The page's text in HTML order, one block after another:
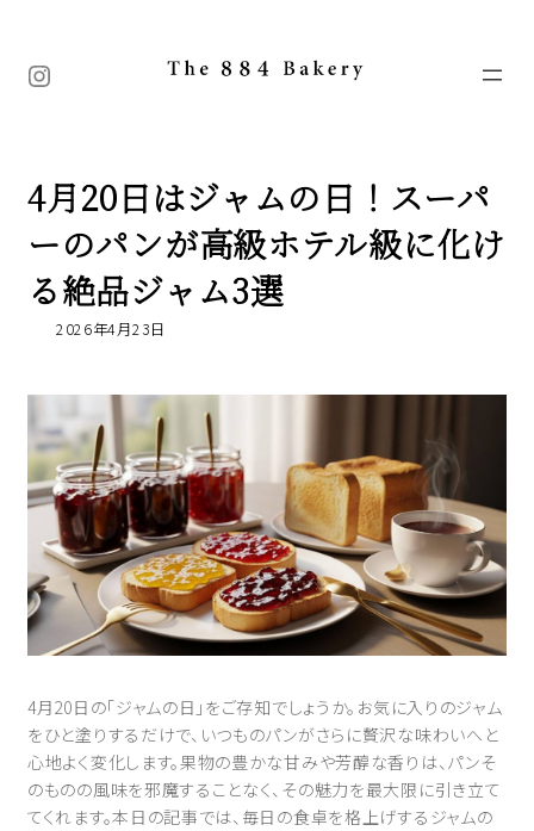
Instagram
4月20日はジャムの日！スーパ
ーのパンが高級ホテル級に化け
る絶品ジャム3選
2026年4月23日
4月20日の「ジャムの日」をご存知でしょうか。お気に入りのジャム
をひと塗りするだけで、いつものパンがさらに贅沢な味わいへと
心地よく変化します。果物の豊かな甘みや芳醇な香りは、パンそ
のものの風味を邪魔することなく、その魅力を最大限に引き立て
てくれます。本日の記事では、毎日の食卓を格上げするジャムの